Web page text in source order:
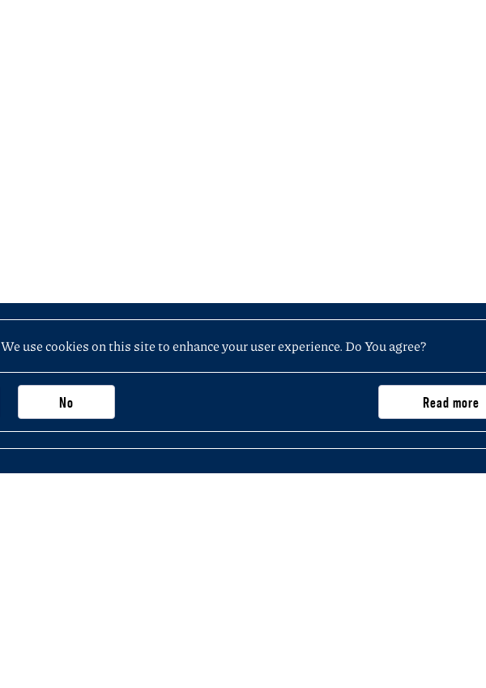
We use cookies on this site to enhance your user experience. Do You agree?
No Read more